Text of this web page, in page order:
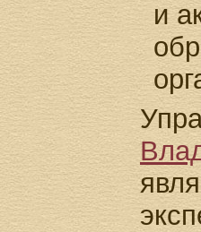
и